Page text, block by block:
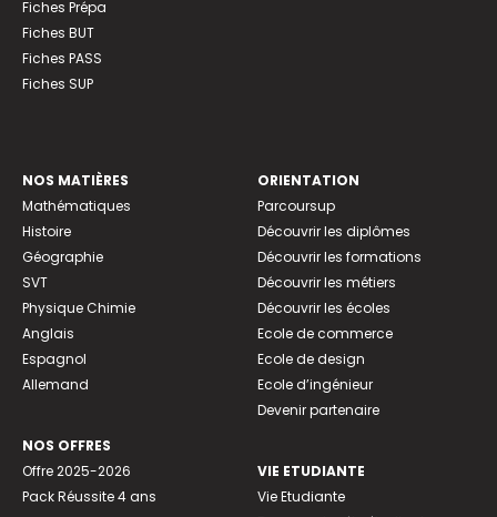
Fiches Prépa
Fiches BUT
Fiches PASS
Fiches SUP
NOS MATIÈRES
Mathématiques
Histoire
Géographie
SVT
Physique Chimie
Anglais
Espagnol
Allemand
NOS OFFRES
Offre 2025-2026
Pack Réussite 4 ans
ORIENTATION
Parcoursup
Découvrir les diplômes
Découvrir les formations
Découvrir les métiers
Découvrir les écoles
Ecole de commerce
Ecole de design
Ecole d’ingénieur
Devenir partenaire
VIE ETUDIANTE
Vie Etudiante